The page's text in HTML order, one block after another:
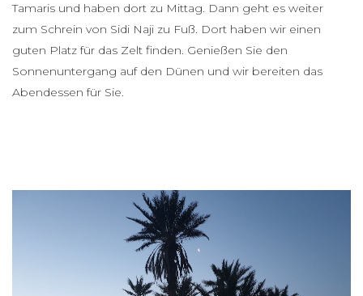
Tamaris und haben dort zu Mittag. Dann geht es weiter
zum Schrein von Sidi Naji zu Fuß. Dort haben wir einen
guten Platz für das Zelt finden. Genießen Sie den
Sonnenuntergang auf den Dünen und wir bereiten das
Abendessen für Sie.